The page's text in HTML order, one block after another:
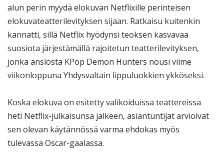
alun perin myydä elokuvan Netflixille perinteisen
elokuvateatterilevityksen sijaan. Ratkaisu kuitenkin
kannatti, sillä Netflix hyödynsi teoksen kasvavaa
suosiota järjestämällä rajoitetun teatterilevityksen,
jonka ansiosta KPop Demon Hunters nousi viime
viikonloppuna Yhdysvaltain lippuluokkien ykköseksi.
Koska elokuva on esitetty valikoiduissa teattereissa
heti Netflix-julkaisunsa jälkeen, asiantuntijat arvioivat
sen olevan käytännössä varma ehdokas myös
tulevassa Oscar-gaalassa.